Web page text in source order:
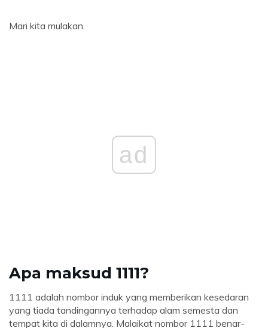
Mari kita mulakan.
ad
Apa maksud 1111?
1111 adalah nombor induk yang memberikan kesedaran
yang tiada tandingannya terhadap alam semesta dan
tempat kita di dalamnya. Malaikat nombor 1111 benar-